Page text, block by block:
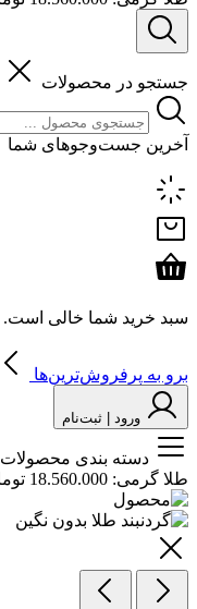
جستجو در محصولات
آخرین جست‌وجوهای شما
سبد خرید شما خالی است.
برو به پرفروش‌ترین‌ها
ورود | ثبت‌نام
دسته بندی محصولات
طلا گرمی: 18.560.000 تومان